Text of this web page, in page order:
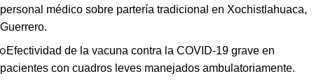
personal médico sobre partería tradicional en Xochistlahuaca,
Guerrero.
oEfectividad de la vacuna contra la COVID-19 grave en
pacientes con cuadros leves manejados ambulatoriamente.